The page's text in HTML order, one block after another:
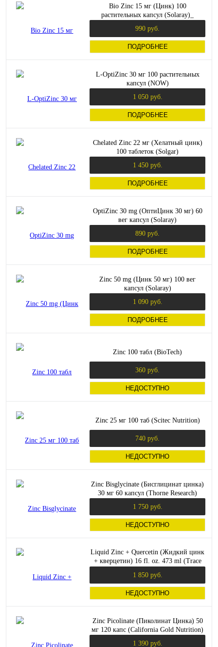
Bio Zinc 15 мг (Цинк) 100
растительных капсул (Solaray)_
990 руб.
ПОДРОБНЕЕ
L-OptiZinc 30 мг 100 растительных
капсул (NOW)
1 050 руб.
ПОДРОБНЕЕ
Chelated Zinc 22 мг (Хелатный цинк)
100 таблеток (Solgar)
1 450 руб.
ПОДРОБНЕЕ
OptiZinc 30 mg (ОптиЦинк 30 мг) 60
вег капсул (Solaray)
890 руб.
ПОДРОБНЕЕ
Zinc 50 mg (Цинк 50 мг) 100 вег
капсул (Solaray)
1 090 руб.
ПОДРОБНЕЕ
Zinc 100 табл (BioTech)
360 руб.
НЕДОСТУПНО
Zinc 25 мг 100 таб (Scitec Nutrition)
740 руб.
НЕДОСТУПНО
Zinc Bisglycinate (Бисглицинат цинка)
30 мг 60 капсул (Thorne Research)
1 750 руб.
НЕДОСТУПНО
Liquid Zinc + Quercetin (Жидкий цинк
+ кверцетин) 16 fl. oz. 473 ml (Trace
1 850 руб.
НЕДОСТУПНО
Zinc Picolinate (Пиколинат Цинка) 50
мг 120 капс (California Gold Nutrition)
1 390 руб.